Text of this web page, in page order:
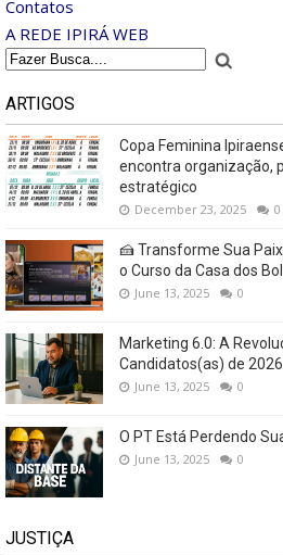
Contatos
A REDE IPIRÁ WEB
ARTIGOS
Copa Feminina
encontra organização,
estratégico
December 23, 2025 0
🍰 Transforme Sua
o Curso da Casa dos
June 13, 2025 0
Marketing 6.0: A
Candidatos(as) de
June 13, 2025 0
O PT Está Perdendo
June 13, 2025 0
JUSTIÇA